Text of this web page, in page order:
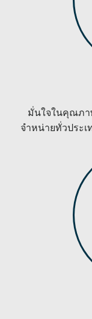
มั่นใจในคุณภ
จำหน่ายทั่วประ